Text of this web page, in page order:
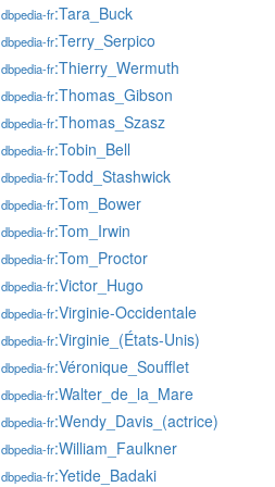
dbpedia-fr:Tara_Buck
dbpedia-fr:Terry_Serpico
dbpedia-fr:Thierry_Wermuth
dbpedia-fr:Thomas_Gibson
dbpedia-fr:Thomas_Szasz
dbpedia-fr:Tobin_Bell
dbpedia-fr:Todd_Stashwick
dbpedia-fr:Tom_Bower
dbpedia-fr:Tom_Irwin
dbpedia-fr:Tom_Proctor
dbpedia-fr:Victor_Hugo
dbpedia-fr:Virginie-Occidentale
dbpedia-fr:Virginie_(États-Unis)
dbpedia-fr:Véronique_Soufflet
dbpedia-fr:Walter_de_la_Mare
dbpedia-fr:Wendy_Davis_(actrice)
dbpedia-fr:William_Faulkner
dbpedia-fr:Yetide_Badaki